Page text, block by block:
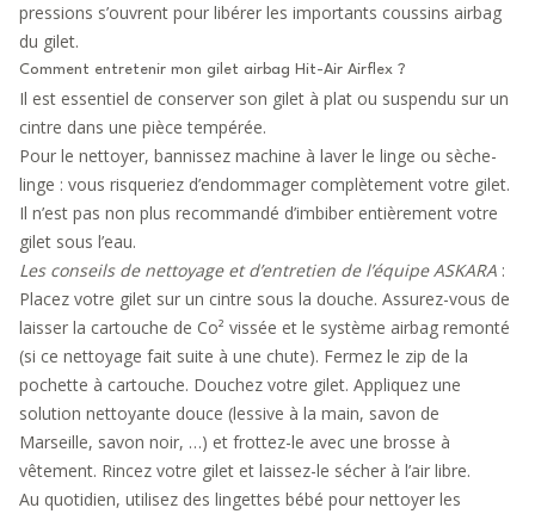
pressions s’ouvrent pour libérer les importants coussins airbag
du gilet.
Comment entretenir mon gilet airbag Hit-Air Airflex ?
Il est essentiel de conserver son gilet à plat ou suspendu sur un
cintre dans une pièce tempérée.
Pour le nettoyer, bannissez machine à laver le linge ou sèche-
linge : vous risqueriez d’endommager complètement votre gilet.
Il n’est pas non plus recommandé d’imbiber entièrement votre
gilet sous l’eau.
Les conseils de nettoyage et d’entretien de l’équipe ASKARA :
Placez votre gilet sur un cintre sous la douche. Assurez-vous de
laisser la cartouche de Co² vissée et le système airbag remonté
(si ce nettoyage fait suite à une chute). Fermez le zip de la
pochette à cartouche. Douchez votre gilet. Appliquez une
solution nettoyante douce (lessive à la main, savon de
Marseille, savon noir, …) et frottez-le avec une brosse à
vêtement. Rincez votre gilet et laissez-le sécher à l’air libre.
Au quotidien, utilisez des lingettes bébé pour nettoyer les